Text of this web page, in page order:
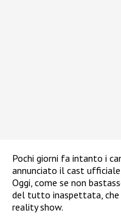
Pochi giorni fa intanto i
annunciato il cast
Oggi, come se non
del tutto inaspettata,
reality show.